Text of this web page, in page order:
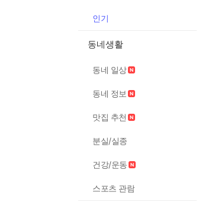
인기
동네생활
동네 일상
동네 정보
맛집 추천
분실/실종
건강/운동
스포츠 관람